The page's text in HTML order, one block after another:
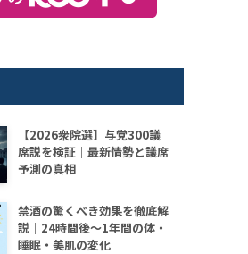
【2026衆院選】与党300議
席説を検証｜最新情勢と議席
予測の真相
禁酒の驚くべき効果を徹底解
説｜24時間後〜1年間の体・
睡眠・美肌の変化